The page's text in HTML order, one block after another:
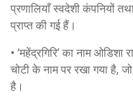
प्रणालियाँ स्वदेशी कंपनियों
प्राप्त की गई हैं।
• ‘महेंद्रगिरि’ का नाम
चोटी के नाम पर रखा गया है,
है।